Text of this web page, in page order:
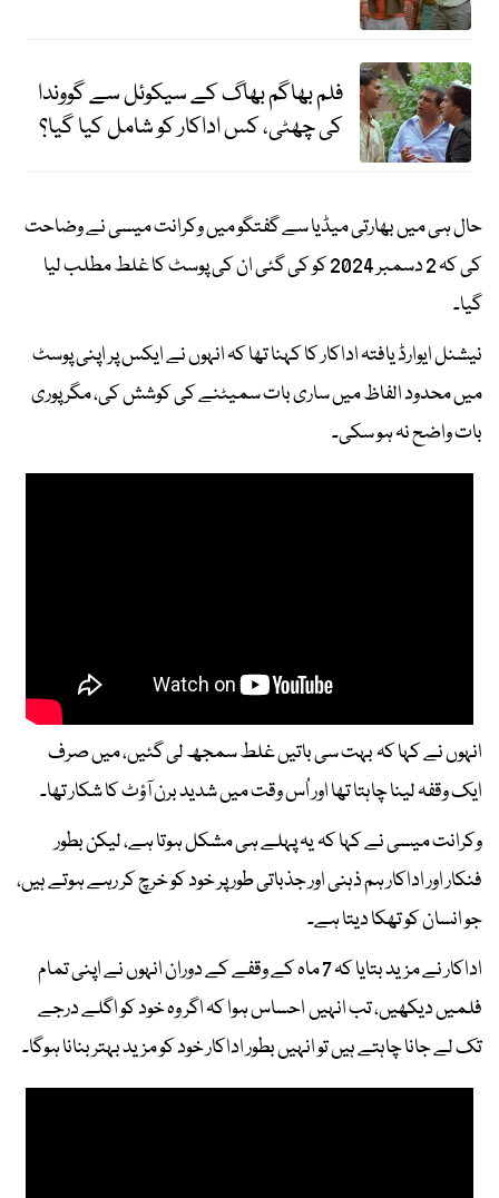
فلم بھاگم بھاگ کے سیکوئل سے گووندا
کی چھٹی، کس اداکار کو شامل کیا گیا؟
حال ہی میں بھارتی میڈیا سے گفتگو میں وکرانت میسی نے وضاحت
کی کہ 2 دسمبر 2024 کو کی گئی ان کی پوسٹ کا غلط مطلب لیا
گیا۔
نیشنل ایوارڈ یافتہ اداکار کا کہنا تھا کہ انہوں نے ایکس پر اپنی پوسٹ
میں محدود الفاظ میں ساری بات سمیٹنے کی کوشش کی، مگر پوری
بات واضح نہ ہو سکی۔
انہوں نے کہا کہ بہت سی باتیں غلط سمجھ لی گئیں، میں صرف
ایک وقفہ لینا چاہتا تھا اور اُس وقت میں شدید برن آؤٹ کا شکار تھا۔
وکرانت میسی نے کہا کہ یہ پہلے ہی مشکل ہوتا ہے، لیکن بطور
فنکار اور اداکار ہم ذہنی اور جذباتی طور پر خود کو خرچ کر رہے ہوتے ہیں،
جو انسان کو تھکا دیتا ہے۔
اداکار نے مزید بتایا کہ 7 ماہ کے وقفے کے دوران انہوں نے اپنی تمام
فلمیں دیکھیں، تب انہیں احساس ہوا کہ اگر وہ خود کو اگلے درجے
تک لے جانا چاہتے ہیں تو انہیں بطور اداکار خود کو مزید بہتر بنانا ہوگا۔